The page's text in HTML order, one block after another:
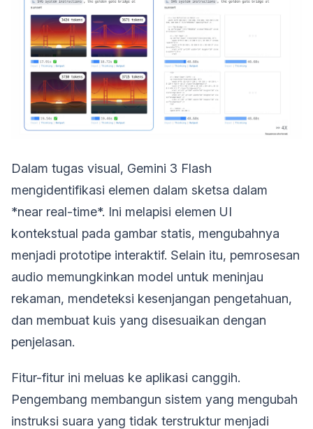
Dalam tugas visual, Gemini 3 Flash
mengidentifikasi elemen dalam sketsa dalam
*near real-time*. Ini melapisi elemen UI
kontekstual pada gambar statis, mengubahnya
menjadi prototipe interaktif. Selain itu, pemrosesan
audio memungkinkan model untuk meninjau
rekaman, mendeteksi kesenjangan pengetahuan,
dan membuat kuis yang disesuaikan dengan
penjelasan.
Fitur-fitur ini meluas ke aplikasi canggih.
Pengembang membangun sistem yang mengubah
instruksi suara yang tidak terstruktur menjadi